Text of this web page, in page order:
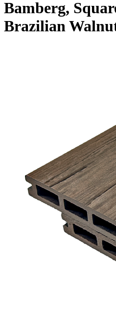
Bamberg,
Brazilian